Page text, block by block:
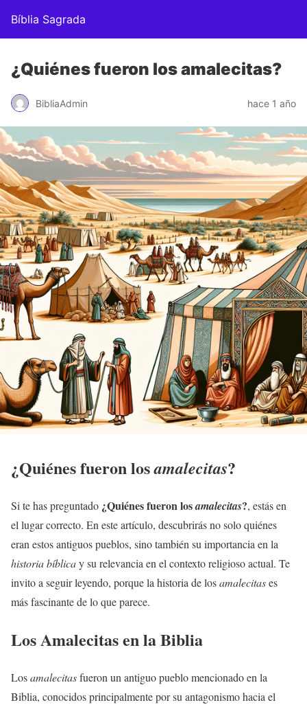
Bíblia Sagrada
¿Quiénes fueron los amalecitas?
BibliaAdmin hace 1 año
¿Quiénes fueron losamalecitas?
Si te has preguntado ¿Quiénes fueron losamalecitas?, estás en
el lugar correcto. En este artículo, descubrirás no solo quiénes
eran estos antiguos pueblos, sino también su importancia en la
historia bíblicay su relevancia en el contexto religioso actual. Te
invito a seguir leyendo, porque la historia de losamalecitases
más fascinante de lo que parece.
Los Amalecitas en la Biblia
Losamalecitasfueron un antiguo pueblo mencionado en la
Biblia, conocidos principalmente por su antagonismo hacia el